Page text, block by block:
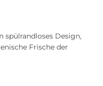
spülrandloses Design,
Frische der